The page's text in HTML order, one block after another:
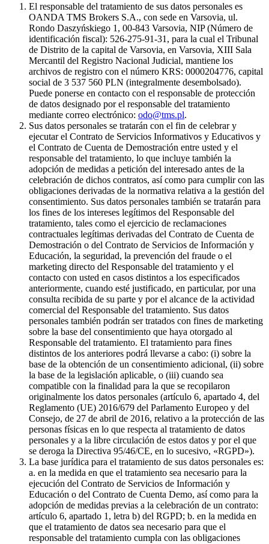
El responsable del tratamiento de sus datos personales es
OANDA TMS Brokers S.A., con sede en Varsovia, ul.
Rondo Daszyńskiego 1, 00-843 Varsovia, NIP (Número de
identificación fiscal): 526-275-91-31, para la cual el Tribunal
de Distrito de la capital de Varsovia, en Varsovia, XIII Sala
Mercantil del Registro Nacional Judicial, mantiene los
archivos de registro con el número KRS: 0000204776, capital
social de 3 537 560 PLN (integralmente desembolsado).
Puede ponerse en contacto con el responsable de protección
de datos designado por el responsable del tratamiento
mediante correo electrónico: odo@tms.pl.
Sus datos personales se tratarán con el fin de celebrar y
ejecutar el Contrato de Servicios Informativos y Educativos y
el Contrato de Cuenta de Demostración entre usted y el
responsable del tratamiento, lo que incluye también la
adopción de medidas a petición del interesado antes de la
celebración de dichos contratos, así como para cumplir con las
obligaciones derivadas de la normativa relativa a la gestión del
consentimiento. Sus datos personales también se tratarán para
los fines de los intereses legítimos del Responsable del
tratamiento, tales como el ejercicio de reclamaciones
contractuales legítimas derivadas del Contrato de Cuenta de
Demostración o del Contrato de Servicios de Información y
Educación, la seguridad, la prevención del fraude o el
marketing directo del Responsable del tratamiento y el
contacto con usted en casos distintos a los especificados
anteriormente, cuando esté justificado, en particular, por una
consulta recibida de su parte y por el alcance de la actividad
comercial del Responsable del tratamiento. Sus datos
personales también podrán ser tratados con fines de marketing
sobre la base del consentimiento que haya otorgado al
Responsable del tratamiento. El tratamiento para fines
distintos de los anteriores podrá llevarse a cabo: (i) sobre la
base de la obtención de un consentimiento adicional, (ii) sobre
la base de la legislación aplicable, o (iii) cuando sea
compatible con la finalidad para la que se recopilaron
originalmente los datos personales (artículo 6, apartado 4, del
Reglamento (UE) 2016/679 del Parlamento Europeo y del
Consejo, de 27 de abril de 2016, relativo a la protección de las
personas físicas en lo que respecta al tratamiento de datos
personales y a la libre circulación de estos datos y por el que
se deroga la Directiva 95/46/CE, en lo sucesivo, «RGPD»).
La base jurídica para el tratamiento de sus datos personales es:
a. en la medida en que el tratamiento sea necesario para la
ejecución del Contrato de Servicios de Información y
Educación o del Contrato de Cuenta Demo, así como para la
adopción de medidas previas a la celebración de un contrato:
artículo 6, apartado 1, letra b) del RGPD; b. en la medida en
que el tratamiento de datos sea necesario para que el
responsable del tratamiento cumpla con las obligaciones